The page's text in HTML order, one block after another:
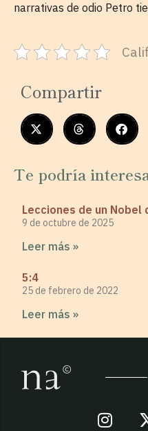
narrativas de odio Petro
Compartir
Te podría
Lecciones de un Nobel
9 de octubre de 2025
Leer más »
5:4
25 de febrero de 2022
Leer más »